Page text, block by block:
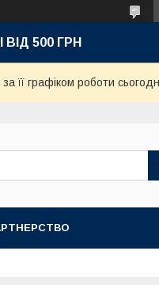
500 ГРН
її графіком роботи